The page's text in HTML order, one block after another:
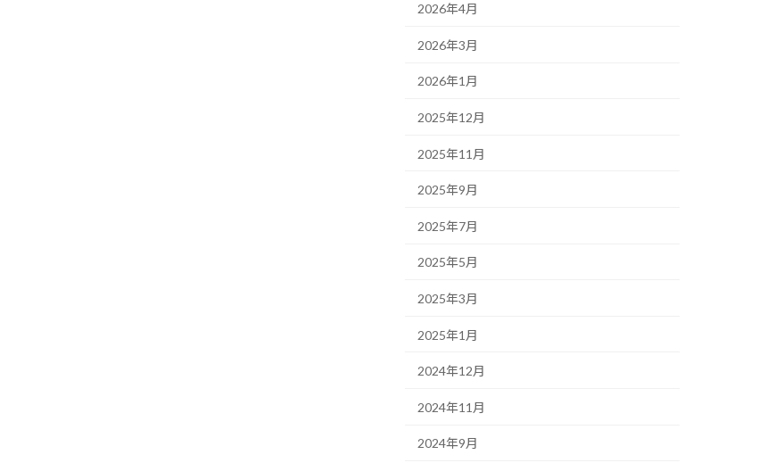
2026年4月
2026年3月
2026年1月
2025年12月
2025年11月
2025年9月
2025年7月
2025年5月
2025年3月
2025年1月
2024年12月
2024年11月
2024年9月